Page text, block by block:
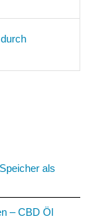
als
– CBD Öl